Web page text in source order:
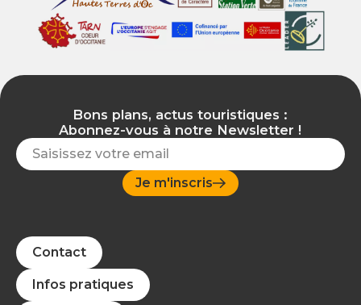
Bons plans, actus touristiques :
Abonnez-vous à notre Newsletter !
Je m'inscris
Contact
Infos pratiques